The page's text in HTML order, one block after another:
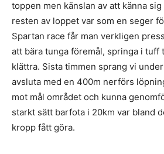
toppen men känslan av att känna
resten av loppet var som en seger
Spartan race får man verkligen
att bära tunga föremål, springa i tuff
klättra. Sista timmen sprang vi
avsluta med en 400m nerförs
mot mål området och kunna
starkt sätt barfota i 20km var bland
kropp fått göra.